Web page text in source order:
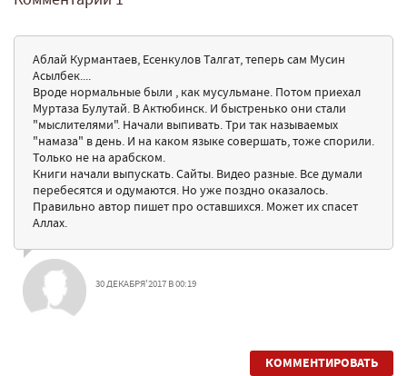
Аблай Курмантаев, Есенкулов Талгат, теперь сам Мусин
Асылбек....
Вроде нормальные были , как мусульмане. Потом приехал
Муртаза Булутай. В Актюбинск. И быстренько они стали
"мыслителями". Начали выпивать. Три так называемых
"намаза" в день. И на каком языке совершать, тоже спорили.
Только не на арабском.
Книги начали выпускать. Сайты. Видео разные. Все думали
перебесятся и одумаются. Но уже поздно оказалось.
Правильно автор пишет про оставшихся. Может их спасет
Аллах.
30 ДЕКАБРЯ'2017 В 00:19
КОММЕНТИРОВАТЬ